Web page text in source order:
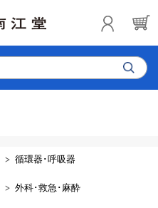
循環器･呼吸器
外科･救急･麻酔